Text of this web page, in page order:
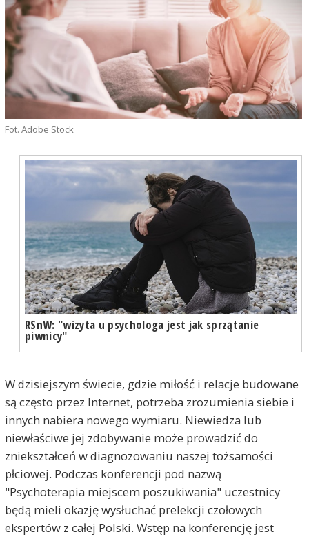
Fot. Adobe Stock
RSnW: "wizyta u psychologa jest jak sprzątanie
piwnicy"
W dzisiejszym świecie, gdzie miłość i relacje budowane
są często przez Internet, potrzeba zrozumienia siebie i
innych nabiera nowego wymiaru. Niewiedza lub
niewłaściwe jej zdobywanie może prowadzić do
zniekształceń w diagnozowaniu naszej tożsamości
płciowej. Podczas konferencji pod nazwą
"Psychoterapia miejscem poszukiwania" uczestnicy
będą mieli okazję wysłuchać prelekcji czołowych
ekspertów z całej Polski. Wstęp na konferencję jest